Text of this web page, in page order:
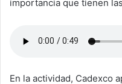
importancia que tienen las
En la actividad, Cadexco